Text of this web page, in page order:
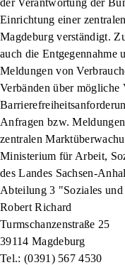
der Verantwortung der
Einrichtung einer
Magdeburg verständigt.
auch die Entgegennahme
Meldungen von
Verbänden über mögliche
Anfragen bzw.
zentralen
Ministerium für Arbeit,
des Landes Sachsen-​
Abteilung 3 "Soziales
Robert Richard
Turmschanzenstraße 25
39114 Magdeburg
Tel.: (0391) 567 4530